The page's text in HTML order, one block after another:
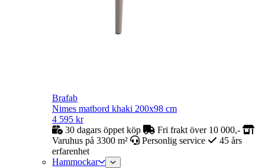
Brafab
Nimes matbord khaki 200x98 cm
4 595 kr
30 dagars öppet köp
Fri frakt över 10 000,-
Varuhus på 3300 m²
Personlig service
45 års
erfarenhet
Hammockar